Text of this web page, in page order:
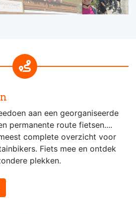
aan een georganiseerde
permanente route fietsen....
complete overzicht voor
Fiets mee en ontdek
plekken.